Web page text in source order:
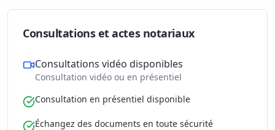
Consultations et actes notariaux
Consultations vidéo disponibles
Consultation vidéo ou en présentiel
Consultation en présentiel disponible
Échangez des documents en toute sécurité